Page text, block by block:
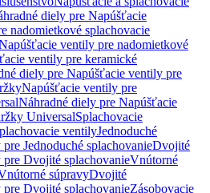
diely pre Napúšťacie
nadomietkové splachovacie
ventily pre nadomietkové
ventily pre keramické
diely pre Napúšťacie ventily pre
Napúšťacie ventily pre
Náhradné diely pre Napúšťacie
UniversalSplachovacie
ventilyJednoduché
Jednoduché splachovanieDvojité
pre Dvojité splachovanieVnútorné
súpravyDvojité
pre Dvojité splachovanieZásobovacie